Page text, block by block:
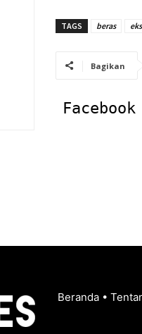
TAGS beras
Bagikan
Facebook
Beranda •